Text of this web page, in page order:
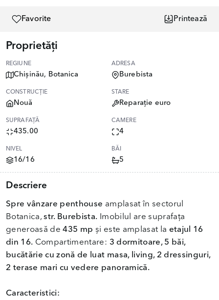
Favorite Printează
Proprietăți
REGIUNE
Chișinău, Botanica
ADRESA
Burebista
CONSTRUCȚIE
Nouă
STARE
Reparație euro
SUPRAFAȚĂ
435.00
CAMERE
4
NIVEL
16/16
BĂI
5
Descriere
Spre vânzare penthouse amplasat în sectorul
Botanica,str. Burebista. Imobilul are suprafața
generoasă de435 mp și este amplasat la etajul 16
din 16. Compartimentare: 3 dormitoare, 5 băi,
bucătărie cu zonă de luat masa, living, 2 dressinguri,
2 terase mari cu vedere panoramică.
Caracteristici: